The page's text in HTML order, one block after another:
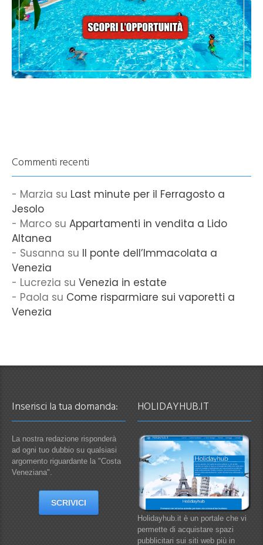
Commenti recenti
Marzia su Last minute per il Ferragosto a
Jesolo
Marco su Appartamenti in vendita a Lido
Altanea
Susanna su Il ponte dell’Immacolata a
Venezia
Lucrezia su Venezia in estate
Paola su Come risparmiare sui vaporetti a
Venezia
Inserisci la tua domanda:
La nostra redazione risponderà
ad ogni tuo dubbio su qualsiasi
argomento riguardante la "Costa
Veneziana".
SCRIVICI
HOLIDAYHUB.IT
Holidayhub.it è un portale che vi
permette di acquistare spazi
pubblicitari sui siti web più in